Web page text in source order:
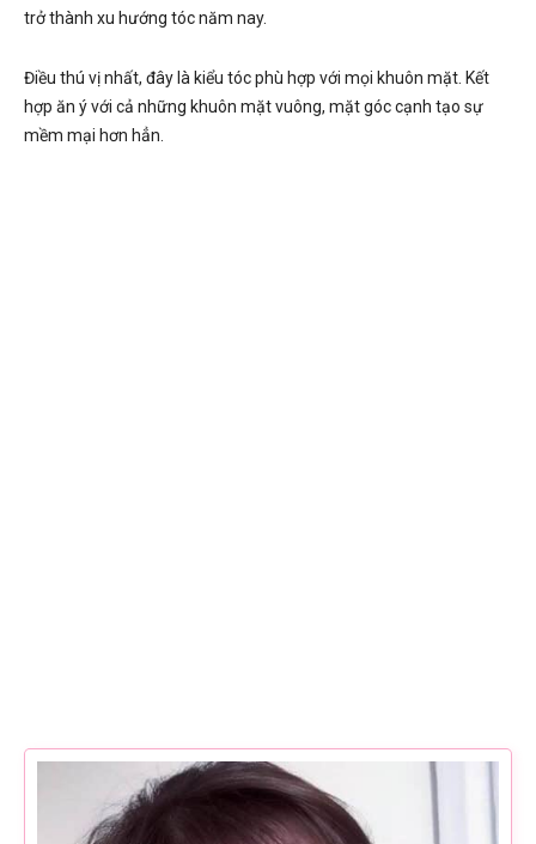
trở thành xu hướng tóc năm nay.
Điều thú vị nhất, đây là kiểu tóc phù hợp với mọi khuôn mặt. Kết
hợp ăn ý với cả những khuôn mặt vuông, mặt góc cạnh tạo sự
mềm mại hơn hẳn.